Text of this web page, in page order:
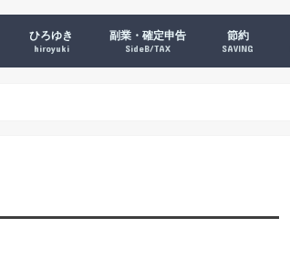
ひろゆき
hiroyuki
副業・確定申告
SideB/TAX
節約
SAVING